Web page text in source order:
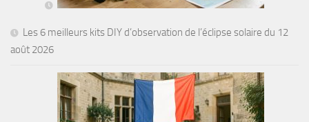
Les 6 meilleurs kits DIY d’observation de l’éclipse solaire du 12
août 2026